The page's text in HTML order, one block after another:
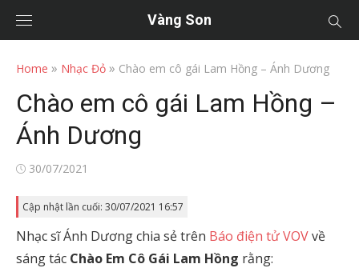
Vàng Son
Home » Nhạc Đỏ » Chào em cô gái Lam Hồng – Ánh Dương
Chào em cô gái Lam Hồng –
Ánh Dương
Posted
30/07/2021
Cập nhật lần cuối: 30/07/2021 16:57
Nhạc sĩ Ánh Dương chia sẻ trên Báo điện tử VOVvề
sáng tác Chào Em Cô Gái Lam Hồng rằng: